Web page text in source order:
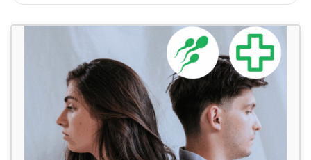
od
niskiej
do
wysokiej